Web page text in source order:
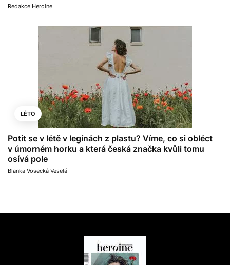
Redakce Heroine
LÉTO
Potit se v létě v legínách z plastu? Víme, co si obléct
v úmorném horku a která česká značka kvůli tomu
osívá pole
Blanka Vosecká Veselá